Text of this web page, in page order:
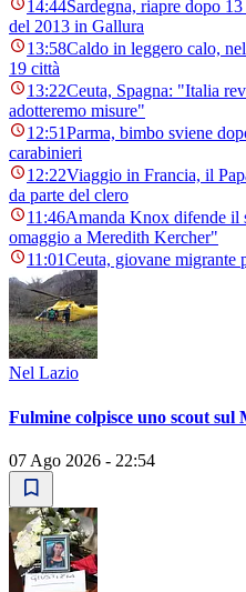
14:44Sardegna, riapre dopo
del 2013 in Gallura
13:58Caldo in leggero calo,
19 città
13:22Ceuta, Spagna: "Italia
adotteremo misure"
12:51Parma, bimbo sviene
carabinieri
12:22Viaggio in Francia, il
da parte del clero
11:46Amanda Knox difende il
omaggio a Meredith Kercher"
11:01Ceuta, giovane migrante
Nel Lazio
Fulmine colpisce uno scout
07 Ago 2026 - 22:54